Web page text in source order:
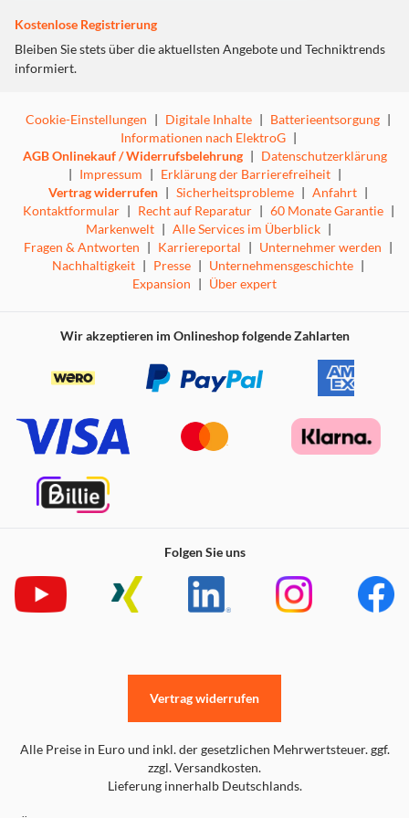
Kostenlose Registrierung
Bleiben Sie stets über die aktuellsten Angebote und Techniktrends
informiert.
Cookie-Einstellungen | Digitale Inhalte | Batterieentsorgung |
Informationen nach ElektroG |
AGB Onlinekauf / Widerrufsbelehrung | Datenschutzerklärung
| Impressum | Erklärung der Barrierefreiheit |
Vertrag widerrufen | Sicherheitsprobleme | Anfahrt |
Kontaktformular | Recht auf Reparatur | 60 Monate Garantie |
Markenwelt | Alle Services im Überblick |
Fragen & Antworten | Karriereportal | Unternehmer werden |
Nachhaltigkeit | Presse | Unternehmensgeschichte |
Expansion | Über expert
Wir akzeptieren im Onlineshop folgende Zahlarten
Folgen Sie uns
Alle Preise in Euro und inkl. der gesetzlichen Mehrwertsteuer. ggf.
zzgl. Versandkosten.
Lieferung innerhalb Deutschlands.
Vertrag widerrufen